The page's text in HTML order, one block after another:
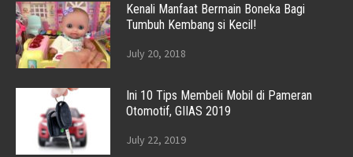
Kenali Manfaat Bermain Boneka Bagi
Tumbuh Kembang si Kecil!
July 20, 2018
Ini 10 Tips Membeli Mobil di Pameran
Otomotif, GIIAS 2019
July 22, 2019